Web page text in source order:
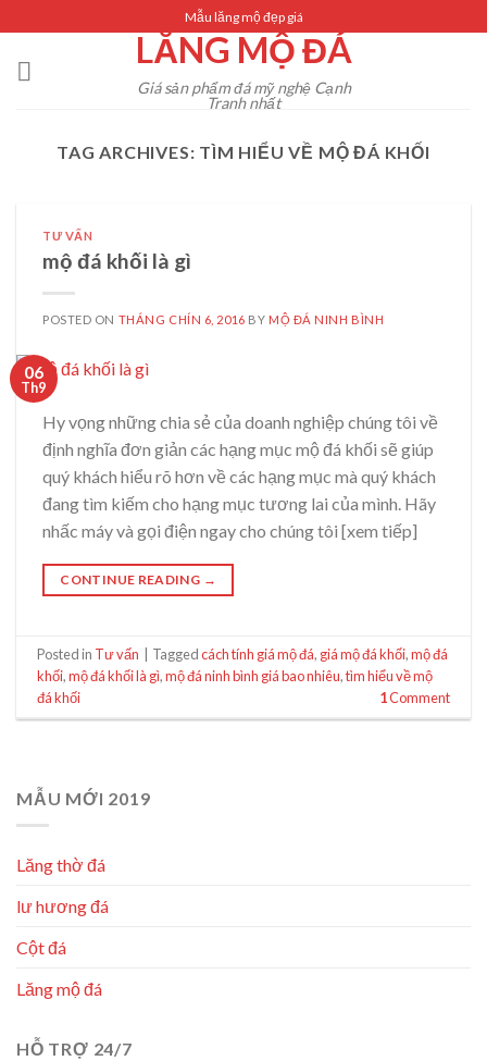
content
Mẫu lăng mộ đẹp giá
LĂNG MỘ ĐÁ
Giá sản phẩm đá mỹ nghệ Cạnh
Tranh nhất
TAG ARCHIVES: TÌM HIỂU VỀ MỘ ĐÁ KHỐI
TƯ VẤN
mộ đá khối là gì
POSTED ON THÁNG CHÍN 6, 2016 BY MỘ ĐÁ NINH BÌNH
06
Th9
Hy vọng những chia sẻ của doanh nghiệp chúng tôi về
định nghĩa đơn giản các hạng mục mộ đá khối sẽ giúp
quý khách hiểu rõ hơn về các hạng mục mà quý khách
đang tìm kiếm cho hạng mục tương lai của mình. Hãy
nhấc máy và gọi điện ngay cho chúng tôi [xem tiếp]
CONTINUE READING →
Posted in Tư vấn Taggedcách tính giá mộ đá, giá mộ đá khối,mộ đá
khối,mộ đá khối là gì,mộ đá ninh bình giá bao nhiêu,tìm hiểu về mộ
đá khối
1Comment
MẪU MỚI 2019
Lăng thờ đá
lư hương đá
Cột đá
Lăng mộ đá
HỖ TRỢ 24/7